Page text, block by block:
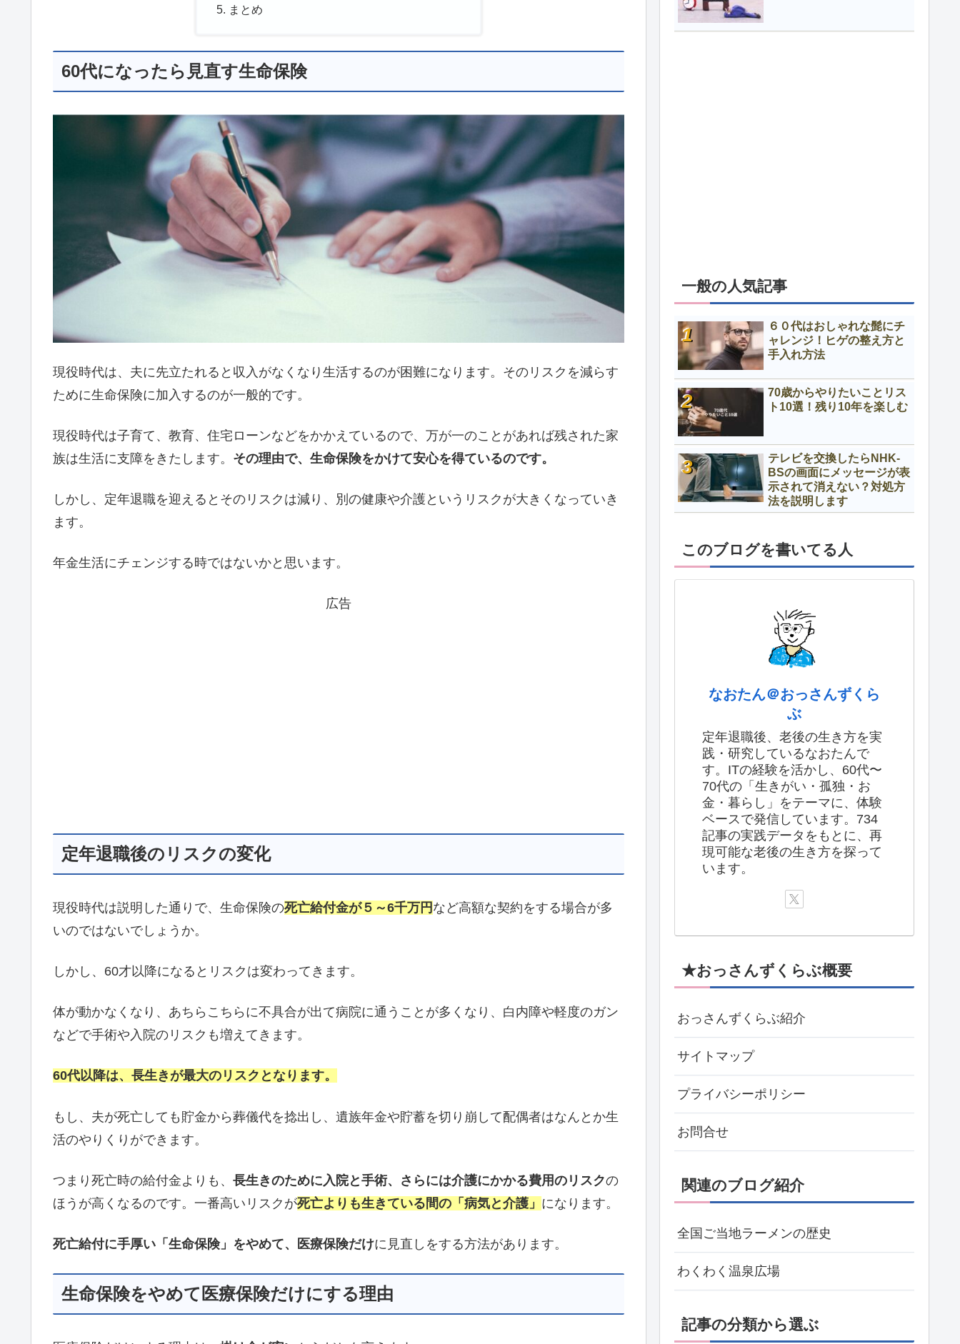
まとめ
60代になったら見直す生命保険
現役時代は、夫に先立たれると収入がなくなり生活するのが困難になります。そのリスクを減らす
ために生命保険に加入するのが一般的です。
現役時代は子育て、教育、住宅ローンなどをかかえているので、万が一のことがあれば残された家
族は生活に支障をきたします。 その理由で、生命保険をかけて安心を得ているのです。
しかし、定年退職を迎えるとそのリスクは減り、別の健康や介護というリスクが大きくなっていき
ます。
年金生活にチェンジする時ではないかと思います。
広告
定年退職後のリスクの変化
現役時代は説明した通りで、生命保険の死亡給付金が５～6千万円 など高額な契約をする場合が多
いのではないでしょうか。
しかし、60才以降になるとリスクは変わってきます。
体が動かなくなり、あちらこちらに不具合が出て病院に通うことが多くなり、白内障や軽度のガン
などで手術や入院のリスクも増えてきます。
60代以降は、長生きが最大のリスクとなります。
もし、夫が死亡しても貯金から葬儀代を捻出し、遺族年金や貯蓄を切り崩して配偶者はなんとか生
活のやりくりができます。
つまり死亡時の給付金よりも、 長生きのために入院と手術、さらには介護にかかる費用のリスクの
ほうが高くなるのです。一番高いリスクが死亡よりも生きている間の「病気と介護」 になります。
死亡給付に手厚い「生命保険」をやめて、医療保険だけに見直しをする方法があります。
生命保険をやめて医療保険だけにする理由
一般の人気記事
６０代はおしゃれな髭にチ
ャレンジ！ヒゲの整え方と
手入れ方法
70歳からやりたいことリス
ト10選！残り10年を楽しむ
テレビを交換したらNHK-
BSの画面にメッセージが表
示されて消えない？対処方
法を説明します
このブログを書いてる人
なおたん＠おっさんずくら
ぶ
定年退職後、老後の生き方を実
践・研究しているなおたんで
す。ITの経験を活かし、60代〜
70代の「生きがい・孤独・お
金・暮らし」をテーマに、体験
ベースで発信しています。734
記事の実践データをもとに、再
現可能な老後の生き方を探って
います。
★おっさんずくらぶ概要
おっさんずくらぶ紹介
サイトマップ
プライバシーポリシー
お問合せ
関連のブログ紹介
全国ご当地ラーメンの歴史
わくわく温泉広場
記事の分類から選ぶ